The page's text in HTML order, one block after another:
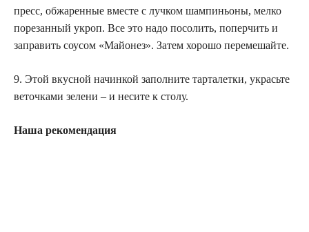
пресс, обжаренные вместе с лучком шампиньоны, мелко
порезанный укроп. Все это надо посолить, поперчить и
заправить соусом «Майонез». Затем хорошо перемешайте.
9. Этой вкусной начинкой заполните тарталетки, украсьте
веточками зелени – и несите к столу.
Наша рекомендация